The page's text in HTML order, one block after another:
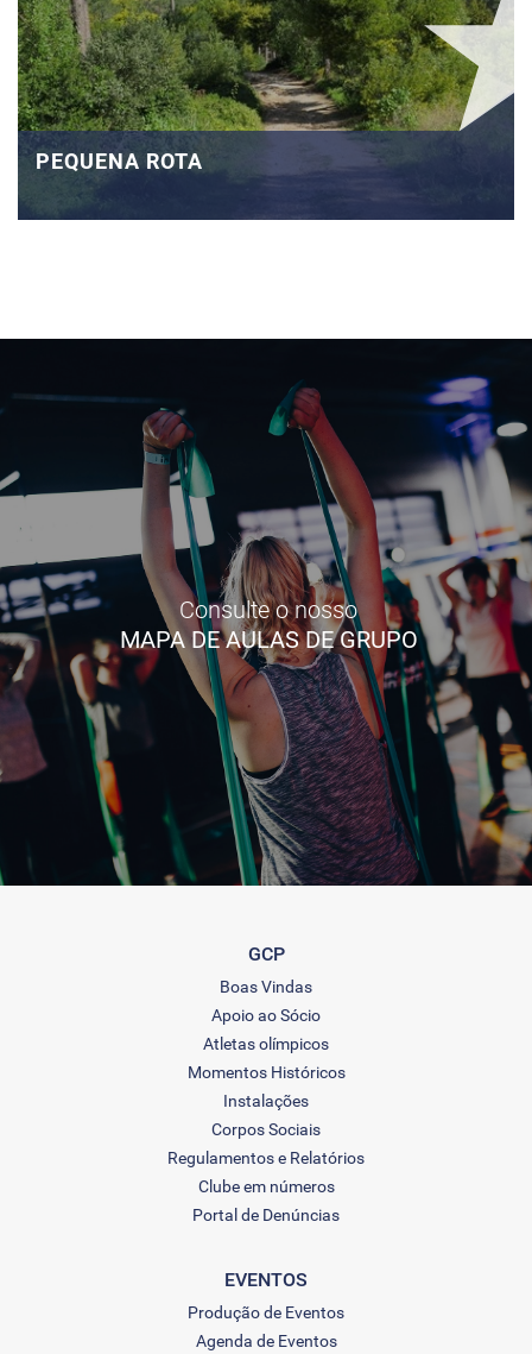
PEQUENA ROTA
Consulte o nosso
MAPA DE AULAS DE GRUPO
GCP
Boas Vindas
Apoio ao Sócio
Atletas olímpicos
Momentos Históricos
Instalações
Corpos Sociais
Regulamentos e Relatórios
Clube em números
Portal de Denúncias
EVENTOS
Produção de Eventos
Agenda de Eventos